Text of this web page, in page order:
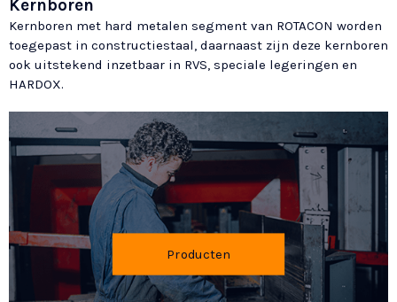
Kernboren
Kernboren met hard metalen segment van ROTACON worden
toegepast in constructiestaal, daarnaast zijn deze kernboren
ook uitstekend inzetbaar in RVS, speciale legeringen en
HARDOX.
Producten